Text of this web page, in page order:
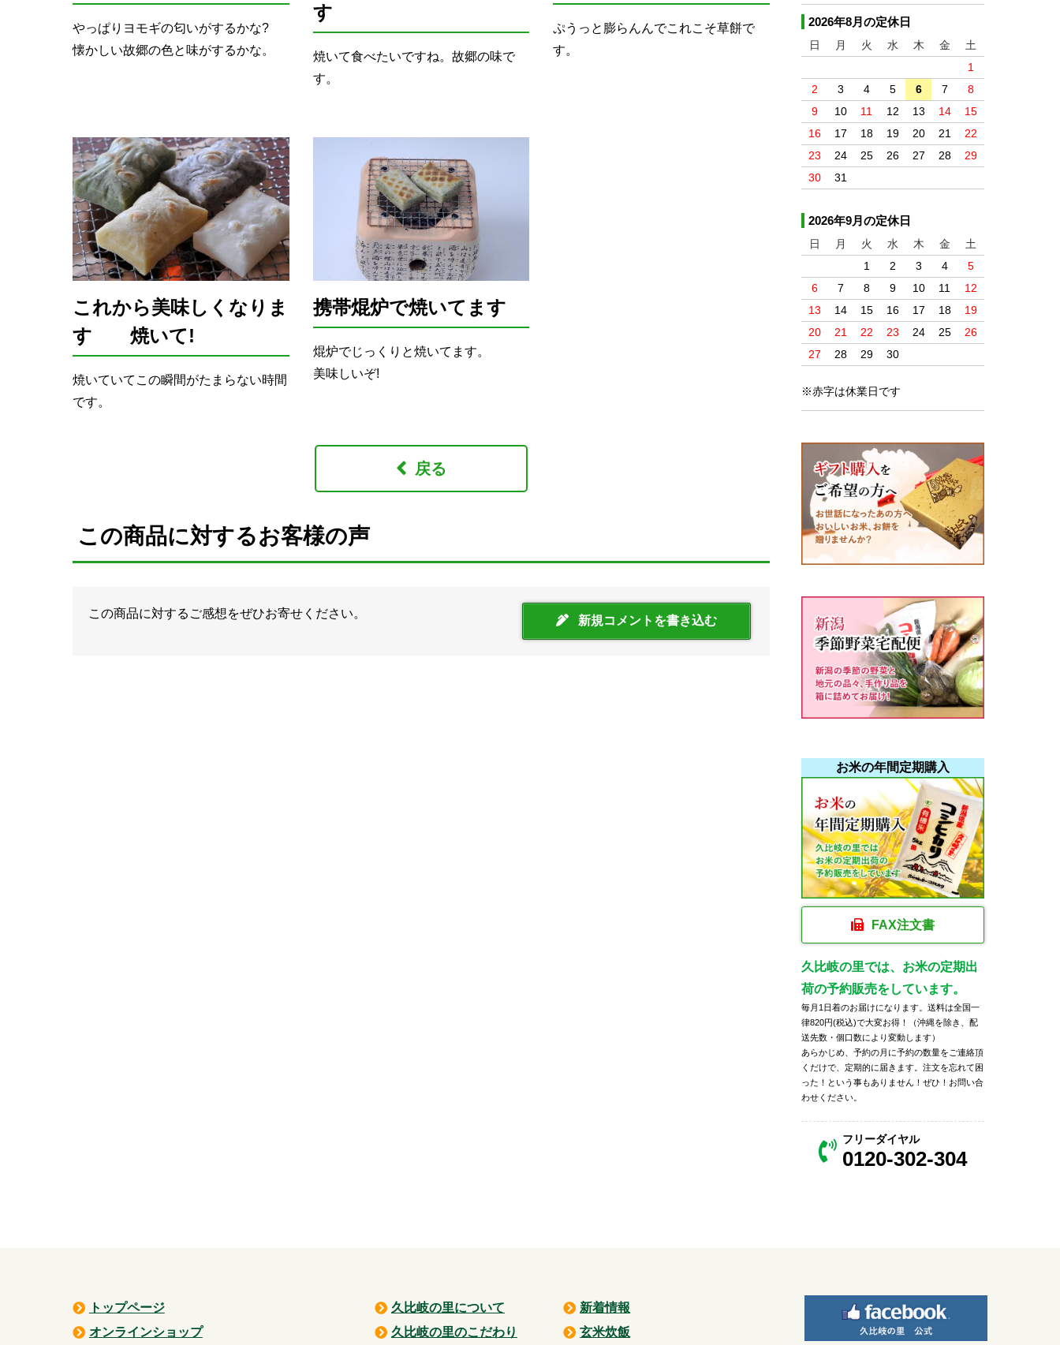
やっぱりヨモギの匂いがするかな?
懐かしい故郷の色と味がするかな。
す
焼いて食べたいですね。故郷の味で
す。
ぷうっと膨らんんでこれこそ草餅で
す。
これから美味しくなりま
す 焼いて!
焼いていてこの瞬間がたまらない時間
です。
携帯焜炉で焼いてます
焜炉でじっくりと焼いてます。
美味しいぞ!
戻る
この商品に対するお客様の声
この商品に対するご感想をぜひお寄せください。
新規コメントを書き込む
2026年8月の定休日
日 月 火 水 木 金
土
1
2
3 4 5 6 7
8
9
10 11 12 13 14
15
16
17 18 19 20 21
22
23
24 25 26 27 28
29
30
31
2026年9月の定休日
日 月 火 水 木 金
土
1
2 3 4
5
6
7 8 9 10 11
12
13
14 15 16 17 18
19
20
21 22 23 24 25
26
27
28 29 30
※赤字は休業日です
お米の年間定期購入
FAX注文書
久比岐の里では、お米の定期出
荷の予約販売をしています。
毎月1日着のお届けになります。送料は全国一
律820円(税込)で大変お得！（沖縄を除き、配
送先数・個口数により変動します）
あらかじめ、予約の月に予約の数量をご連絡頂
くだけで、定期的に届きます。注文を忘れて困
った！という事もありません！ぜひ！お問い合
わせください。
フリーダイヤル
0120-302-304
トップページ
オンラインショップ
久比岐の里について
久比岐の里のこだわり
新着情報
玄米炊飯